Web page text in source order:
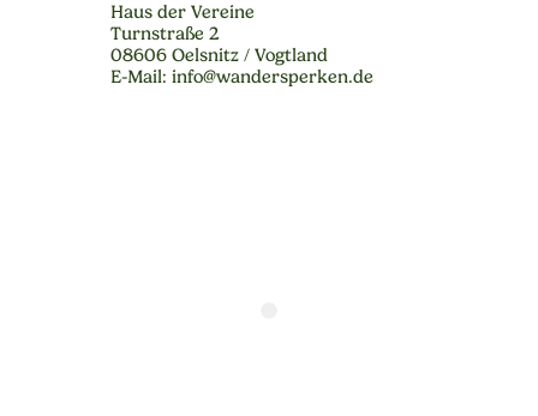
Haus der Vereine
Turnstraße 2
08606 Oelsnitz / Vogtland
E-Mail: info@wandersperken.de